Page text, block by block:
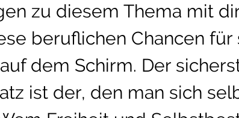
zu diesem Thema mit
beruflichen Chancen für
dem Schirm. Der
ist der, den man sich